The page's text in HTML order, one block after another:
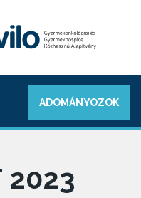
ADOMÁNYOZOK
2023